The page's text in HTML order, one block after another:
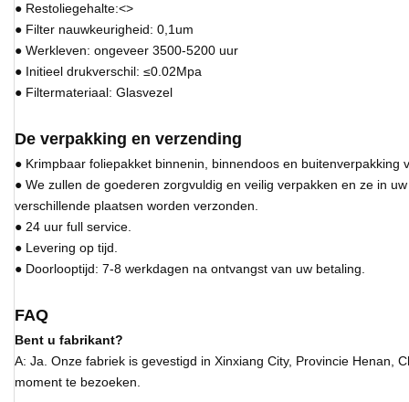
● Restoliegehalte:<>
● Filter nauwkeurigheid: 0,1um
● Werkleven: ongeveer 3500-5200 uur
● Initieel drukverschil: ≤0.02Mpa
● Filtermateriaal: Glasvezel
De verpakking en verzending
● Krimpbaar foliepakket binnenin, binnendoos en buitenverpakking
● We zullen de goederen zorgvuldig en veilig verpakken en ze in
verschillende plaatsen worden verzonden.
● 24 uur full service.
● Levering op tijd.
● Doorlooptijd: 7-8 werkdagen na ontvangst van uw betaling.
FAQ
Bent u fabrikant?
A: Ja. Onze fabriek is gevestigd in Xinxiang City, Provincie Henan,
moment te bezoeken.